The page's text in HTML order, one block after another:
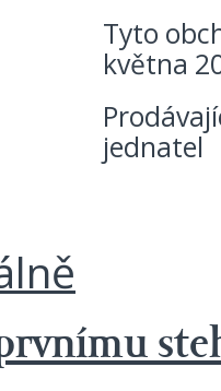
Tyto
května
jednatel